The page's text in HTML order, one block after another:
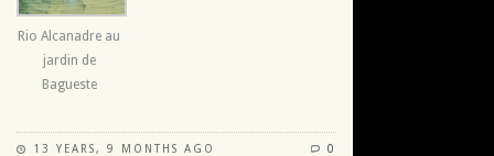
Rio Alcanadre au
jardin de
Bagueste
13 YEARS, 9 MONTHS AGO 0